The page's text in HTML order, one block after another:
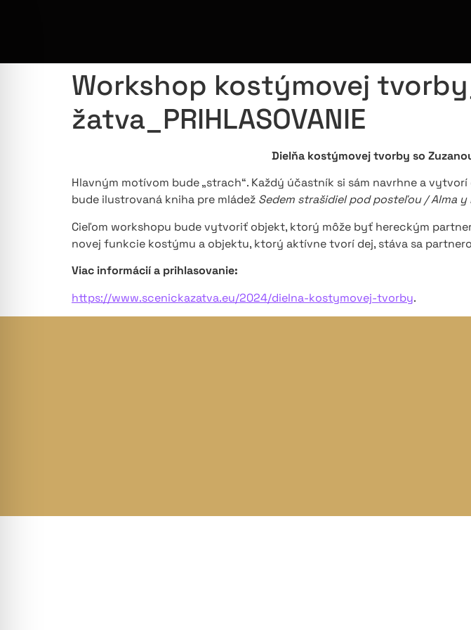
Workshop kostýmovej
žatva_PRIHLASOVANIE
Dielňa kostýmovej tvorby so
Hlavným motívom bude „strach“. Každý účastník si sám navrhne a
bude ilustrovaná kniha pre mládež Sedem strašidiel pod posteľou / Alma
Cieľom workshopu bude vytvoriť objekt, ktorý môže byť hereckým
novej funkcie kostýmu a objektu, ktorý aktívne tvorí dej, stáva sa
Viac informácií a prihlasovanie:
https://www.scenickazatva.eu/2024/dielna-kostymovej-tvorby.